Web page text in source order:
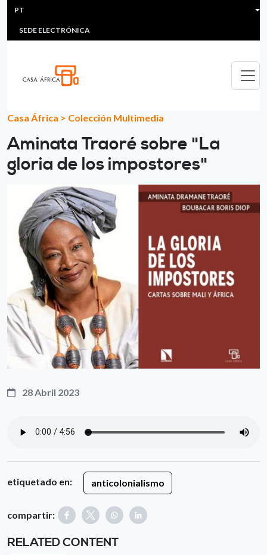
Passar para o conteúdo principal
HEADER MENU
MULTIMEDIA
SEDE ELECTRÓNICA
PT
Casa África > Colección Multimedia
Aminata Traoré sobre "La
gloria de los impostores"
28 Abril 2023
etiquetado en: anticolonialismo
compartir:
RELATED CONTENT